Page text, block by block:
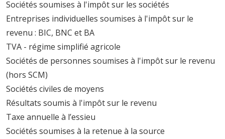
Sociétés soumises à l'impôt sur les sociétés
Entreprises individuelles soumises à l'impôt sur le
revenu : BIC, BNC et BA
TVA - régime simplifié agricole
Sociétés de personnes soumises à l'impôt sur le revenu
(hors SCM)
Sociétés civiles de moyens
Résultats soumis à l'impôt sur le revenu
Taxe annuelle à l’essieu
Sociétés soumises à la retenue à la source